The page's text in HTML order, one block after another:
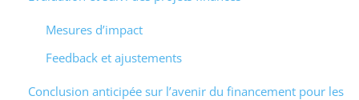
Mesures d’impact
Feedback et ajustements
Conclusion anticipée sur l’avenir du financement pour les